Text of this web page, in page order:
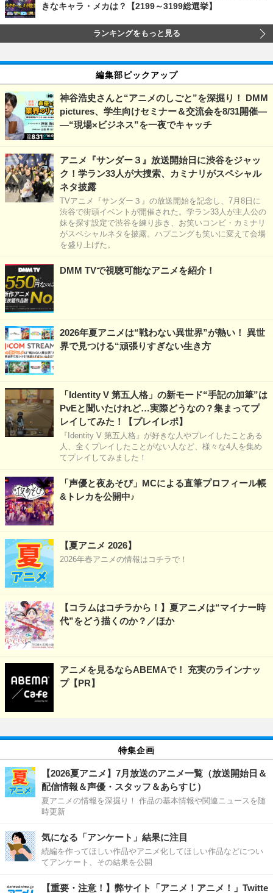
きなキャラ・メカは？【2199～3199総選挙】
ランキングをもっと見る
編集部ピックアップ
神谷浩史さんと“アニメのしごと”を深掘り！ DMM
pictures、学生向けセミナー＆交流会を8/31開催―
―“現場×ビジネス”を一夜でキャッチ
アニメ『サンダー３』放送開始日に渋谷をジャッ
ク！学ラン33人が大捜索、カミナリがスペシャル
ネタ披露
TVアニメ『サンダー３』の放送開始を記念し、7月8日に
渋谷で街頭イベントが開催された。学ラン33人が主人公の
妹を探す設定で渋谷を練り歩き、お笑いコンビ・カミナリ
がスペシャルネタを披露。ハプニングも笑いに変えて会場
を盛り上げた。
DMM TVで視聴可能なアニメを紹介！
2026年夏アニメは“戦わない異世界”が熱い！ 異世
界で見つける“頑張りすぎない生き方
「Identity V 第五人格」の新モード“手記の加筆”は
PvEと聞いたけれど…実際どうなの？集まってプ
レイしてみた！【プレイレポ】
『Identity V 第五人格』が好きな人やプレイしたことある
人、全くプレイしたことがない人など、様々な4人を集め
てプレイしてみました！
「声優と夜あそび」MCによる直筆プロフィール帳
&トレカを公開中♪
【夏アニメ 2026】
2026年春アニメの情報はコチラで！
【コラムはコチラから！】夏アニメは“マイナー時
代”をどう描くのか？／ほか
アニメを見るならABEMAで！ 充実のラインナッ
プ【PR】
特集企画
【2026夏アニメ】7月放送のアニメ一覧（放送開始日＆
配信情報＆声優・スタッフ＆あらすじ）
夏アニメの情報を深掘り！ 作品の基本情報や関連ニュースを随
時更新
気になる「アンケート」結果に注目
続編を作ってほしい作品やアニメ化してほしい作品などについ
てアンケート、その結果を公開
【重要・注意！】弊サイト「アニメ！アニメ！」Twitte